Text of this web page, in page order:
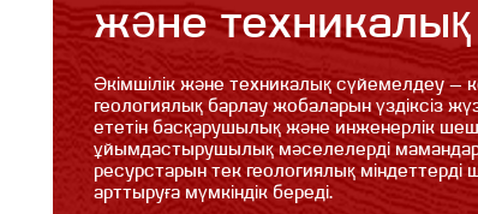
және техникалық
Әкімшілік және техникалық сүйемелдеу —
геологиялық барлау жобаларын үздіксіз
ететін басқарушылық және инженерлік
ұйымдастырушылық мәселелерді
ресурстарын тек геологиялық міндеттерді
арттыруға мүмкіндік береді.